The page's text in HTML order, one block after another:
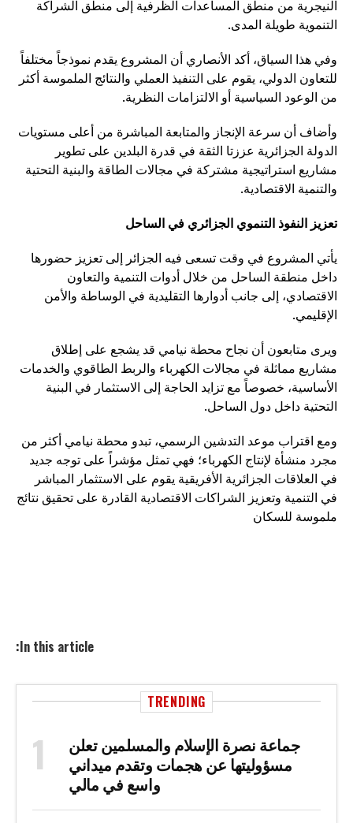
النيجرية من منطق المساعدات الظرفية إلى منطق الشراكة
التنموية طويلة المدى.
وفي هذا السياق، أكد الأنصاري أن المشروع يقدم نموذجاً مختلفاً
للتعاون الدولي، يقوم على التنفيذ العملي والنتائج الملموسة أكثر
من الوعود السياسية أو الالتزامات النظرية.
وأضاف أن سرعة الإنجاز والمتابعة المباشرة من أعلى مستويات
الدولة الجزائرية عززتا الثقة في قدرة البلدين على تطوير
مشاريع استراتيجية مشتركة في مجالات الطاقة والبنية التحتية
والتنمية الاقتصادية.
تعزيز النفوذ التنموي الجزائري في الساحل
يأتي المشروع في وقت تسعى فيه الجزائر إلى تعزيز حضورها
داخل منطقة الساحل من خلال أدوات التنمية والتعاون
الاقتصادي، إلى جانب أدوارها التقليدية في الوساطة والأمن
الإقليمي.
ويرى متابعون أن نجاح محطة نيامي قد يشجع على إطلاق
مشاريع مماثلة في مجالات الكهرباء والربط الطاقوي والخدمات
الأساسية، خصوصاً مع تزايد الحاجة إلى الاستثمار في البنية
التحتية داخل دول الساحل.
ومع اقتراب موعد التدشين الرسمي، تبدو محطة نيامي أكثر من
مجرد منشأة لإنتاج الكهرباء؛ فهي تمثل مؤشراً على توجه جديد
في العلاقات الجزائرية الأفريقية يقوم على الاستثمار المباشر
في التنمية وتعزيز الشراكات الاقتصادية القادرة على تحقيق نتائج
ملموسة للسكان
In this article:
TRENDING
جماعة نصرة الإسلام والمسلمين تعلن
مسؤوليتها عن هجمات وتقدم ميداني
واسع في مالي